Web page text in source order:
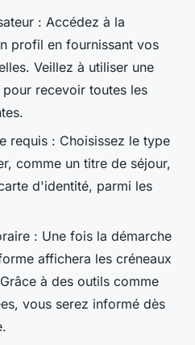
: Accédez à la
profil en fournissant vos
Veillez à utiliser une
recevoir toutes les
requis : Choisissez le type
comme un titre de séjour,
d'identité, parmi les
: Une fois la démarche
affichera les créneaux
à des outils comme
vous serez informé dès